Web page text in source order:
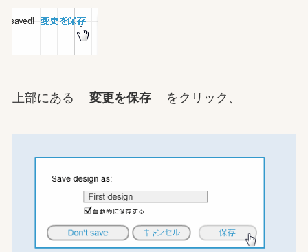
上部にある 変更を保存 をクリック、